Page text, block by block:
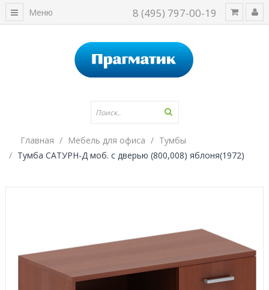
8 (495) 797-00-19
Меню
Главная Мебель для офиса
Тумбы
Тумба САТУРН-Д моб. с дверью (800,008) яблоня(1972)